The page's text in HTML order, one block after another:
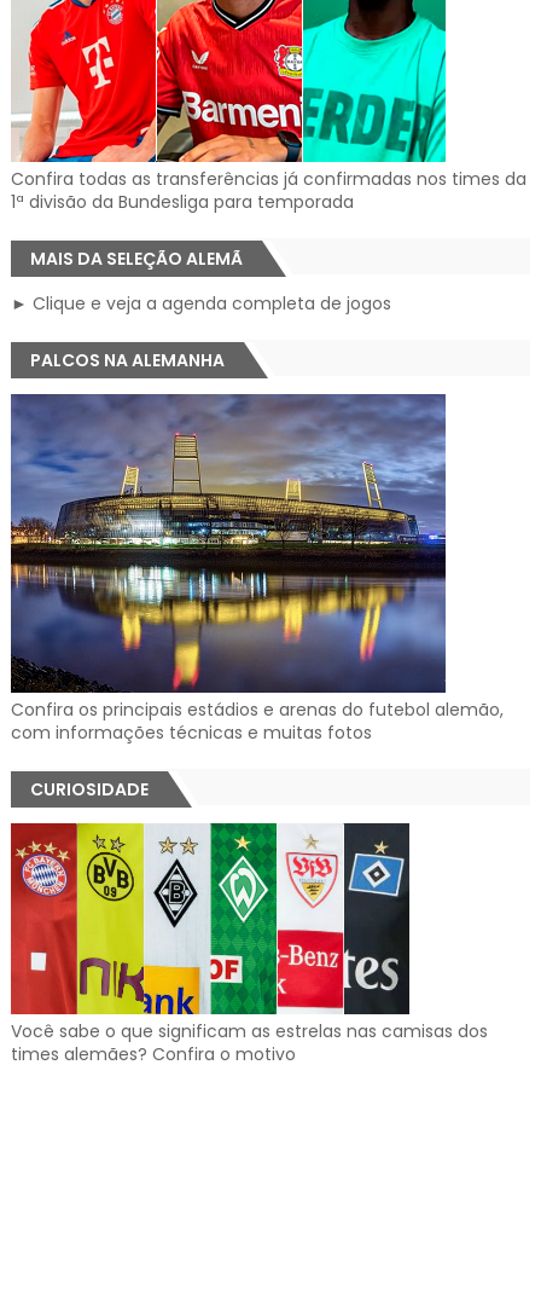
Confira todas as transferências já confirmadas nos times da
1ª divisão da Bundesliga para temporada
MAIS DA SELEÇÃO ALEMÃ
► Clique e veja a agenda completa de jogos
PALCOS NA ALEMANHA
Confira os principais estádios e arenas do futebol alemão,
com informações técnicas e muitas fotos
CURIOSIDADE
Você sabe o que significam as estrelas nas camisas dos
times alemães? Confira o motivo